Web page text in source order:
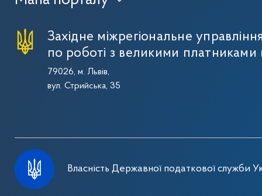
Західне міжрегіональне
по роботі з великими платниками
79026, м. Львів,
вул. Стрийська, 35
Власність Державної податкової служби